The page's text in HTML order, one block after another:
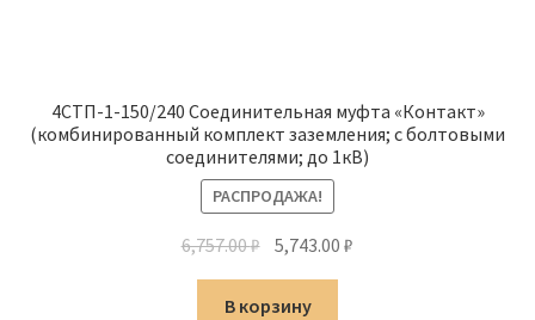
4СТП-1-150/240 Соединительная муфта «Контакт»
(комбинированный комплект заземления; с болтовыми
соединителями; до 1кВ)
РАСПРОДАЖА!
6,757.00₽ Первоначальная
цена
составляла
5,743.00₽
В корзину